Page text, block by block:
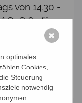
von 14.30 -
€ 6,- für
Anmelden
optimales
Cookies,
Steuerung
notwendig
✖